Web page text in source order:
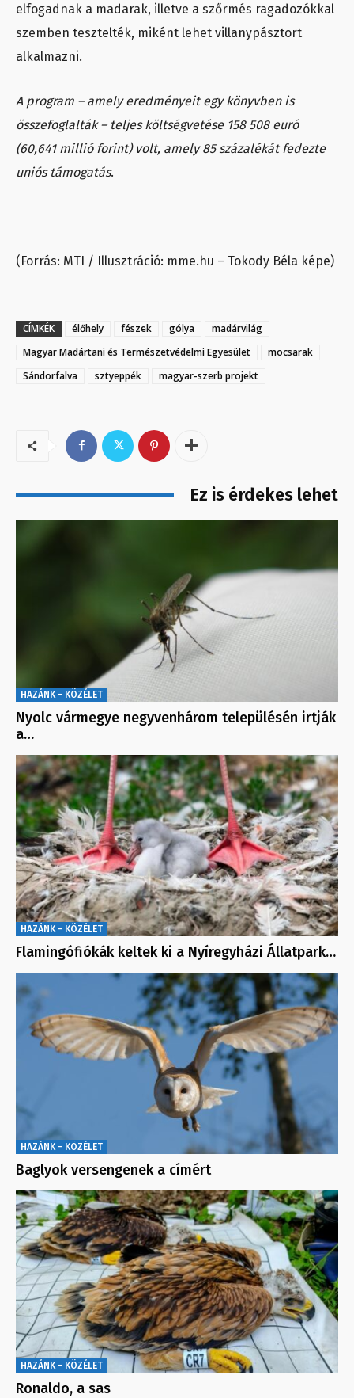
elfogadnak a madarak, illetve a szőrmés ragadozókkal
szemben tesztelték, miként lehet villanypásztort
alkalmazni.
A program – amely eredményeit egy könyvben is
összefoglalták – teljes költségvetése 158 508 euró
(60,641 millió forint) volt, amely 85 százalékát fedezte
uniós támogatás.
(Forrás: MTI / Illusztráció: mme.hu – Tokody Béla képe)
CÍMKÉK élőhely fészek gólya
madárvilág
Magyar Madártani és Természetvédelmi Egyesület
mocsarak
Sándorfalva
sztyeppék magyar-szerb projekt
Ez is érdekes lehet
HAZÁNK - KÖZÉLET
Nyolc vármegye negyvenhárom településén irtják
a…
HAZÁNK - KÖZÉLET
Flamingófiókák keltek ki a Nyíregyházi Állatpark…
HAZÁNK - KÖZÉLET
Baglyok versengenek a címért
HAZÁNK - KÖZÉLET
Ronaldo, a sas